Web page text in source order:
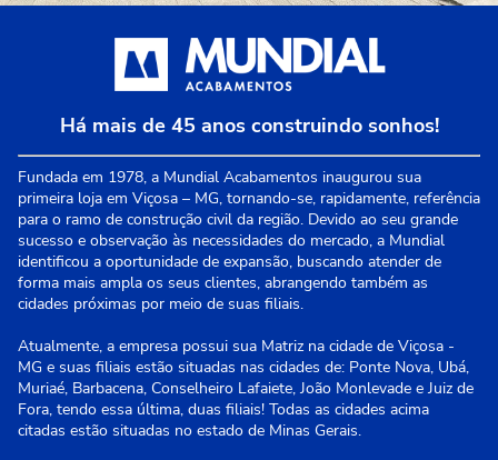
Há mais de 45 anos construindo sonhos!
Fundada em 1978, a Mundial Acabamentos inaugurou sua
primeira loja em Viçosa – MG, tornando-se, rapidamente, referência
para o ramo de construção civil da região. Devido ao seu grande
sucesso e observação às necessidades do mercado, a Mundial
identificou a oportunidade de expansão, buscando atender de
forma mais ampla os seus clientes, abrangendo também as
cidades próximas por meio de suas filiais.
Atualmente, a empresa possui sua Matriz na cidade de Viçosa -
MG e suas filiais estão situadas nas cidades de: Ponte Nova, Ubá,
Muriaé, Barbacena, Conselheiro Lafaiete, João Monlevade e Juiz de
Fora, tendo essa última, duas filiais! Todas as cidades acima
citadas estão situadas no estado de Minas Gerais.